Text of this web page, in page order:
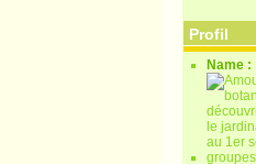
Profil
Name :